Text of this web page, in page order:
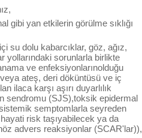
gibi yan etkilerin görülme sıklığı
su dolu kabarcıklar, göz, ağız,
yollarındaki sorunlarla birlikte
ve enfeksiyonlarınolduğu
ateş, deri döküntüsü ve iç
ilaca karşı aşırı duyarlılık
sendromu (SJS),toksik epidermal
semptomlarla seyreden
risk taşıyabilecek ya da
advers reaksiyonlar (SCAR'lar)),